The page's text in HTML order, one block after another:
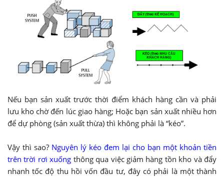
Nếu bạn sản xuất trước thời điểm khách hàng cần và phải
lưu kho chờ đến lúc giao hàng; Hoặc bạn sản xuất nhiều hơn
để dự phòng (sản xuất thừa) thì không phải là “kéo”.
Vậy thì sao? Nguyên lý kéo đem lại cho bạn một khoản tiền
trên trời rơi xuống thông qua việc giảm hàng tồn kho và đẩy
nhanh tốc độ thu hồi vốn đầu tư, đây có phải là một thành